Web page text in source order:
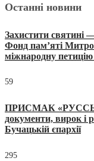
Останні новини
Захистити святині
Фонд пам’яті
міжнародну
59
ПРИСМАК
документи, вирок і
Бучацькій єпархії
295